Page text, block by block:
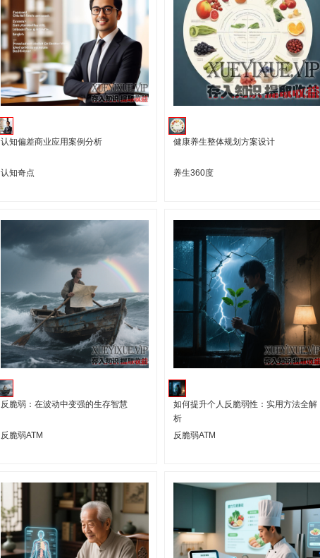
认知偏差商业应用案例分析
认知奇点
健康养生整体规划方案设计
养生360度
反脆弱：在波动中变强的生存智慧
反脆弱ATM
如何提升个人反脆弱性：实用方法全解
析
反脆弱ATM